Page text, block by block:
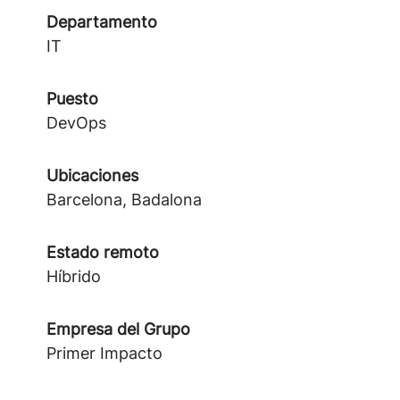
Departamento
IT
Puesto
DevOps
Ubicaciones
Barcelona, Badalona
Estado remoto
Híbrido
Empresa del Grupo
Primer Impacto